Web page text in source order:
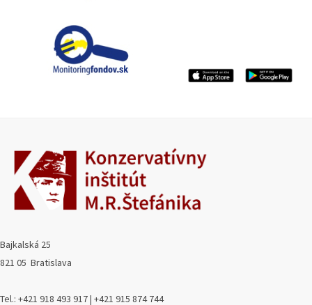
Bajkalská 25
821 05 Bratislava
Tel.: +421 918 493 917 | +421 915 874 744